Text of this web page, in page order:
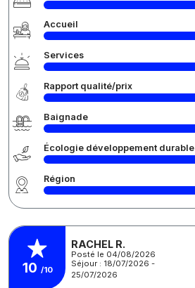
Accueil
Services
Rapport qualité/prix
Baignade
Écologie développement durable
Région
10 /10
RACHEL R.
Posté le 04/08/2026
Séjour : 18/07/2026 -
25/07/2026